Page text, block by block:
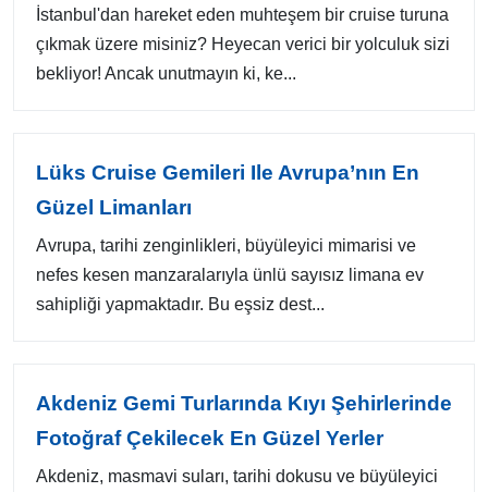
İstanbul'dan hareket eden muhteşem bir cruise turuna
çıkmak üzere misiniz? Heyecan verici bir yolculuk sizi
bekliyor! Ancak unutmayın ki, ke...
Lüks Cruise Gemileri Ile Avrupa’nın En
Güzel Limanları
Avrupa, tarihi zenginlikleri, büyüleyici mimarisi ve
nefes kesen manzaralarıyla ünlü sayısız limana ev
sahipliği yapmaktadır. Bu eşsiz dest...
Akdeniz Gemi Turlarında Kıyı Şehirlerinde
Fotoğraf Çekilecek En Güzel Yerler
Akdeniz, masmavi suları, tarihi dokusu ve büyüleyici